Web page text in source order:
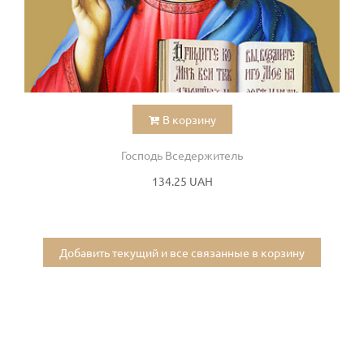
В корзину
Господь Вседержитель
134.25 UAH
Добавить текущий и все связанные в корзину